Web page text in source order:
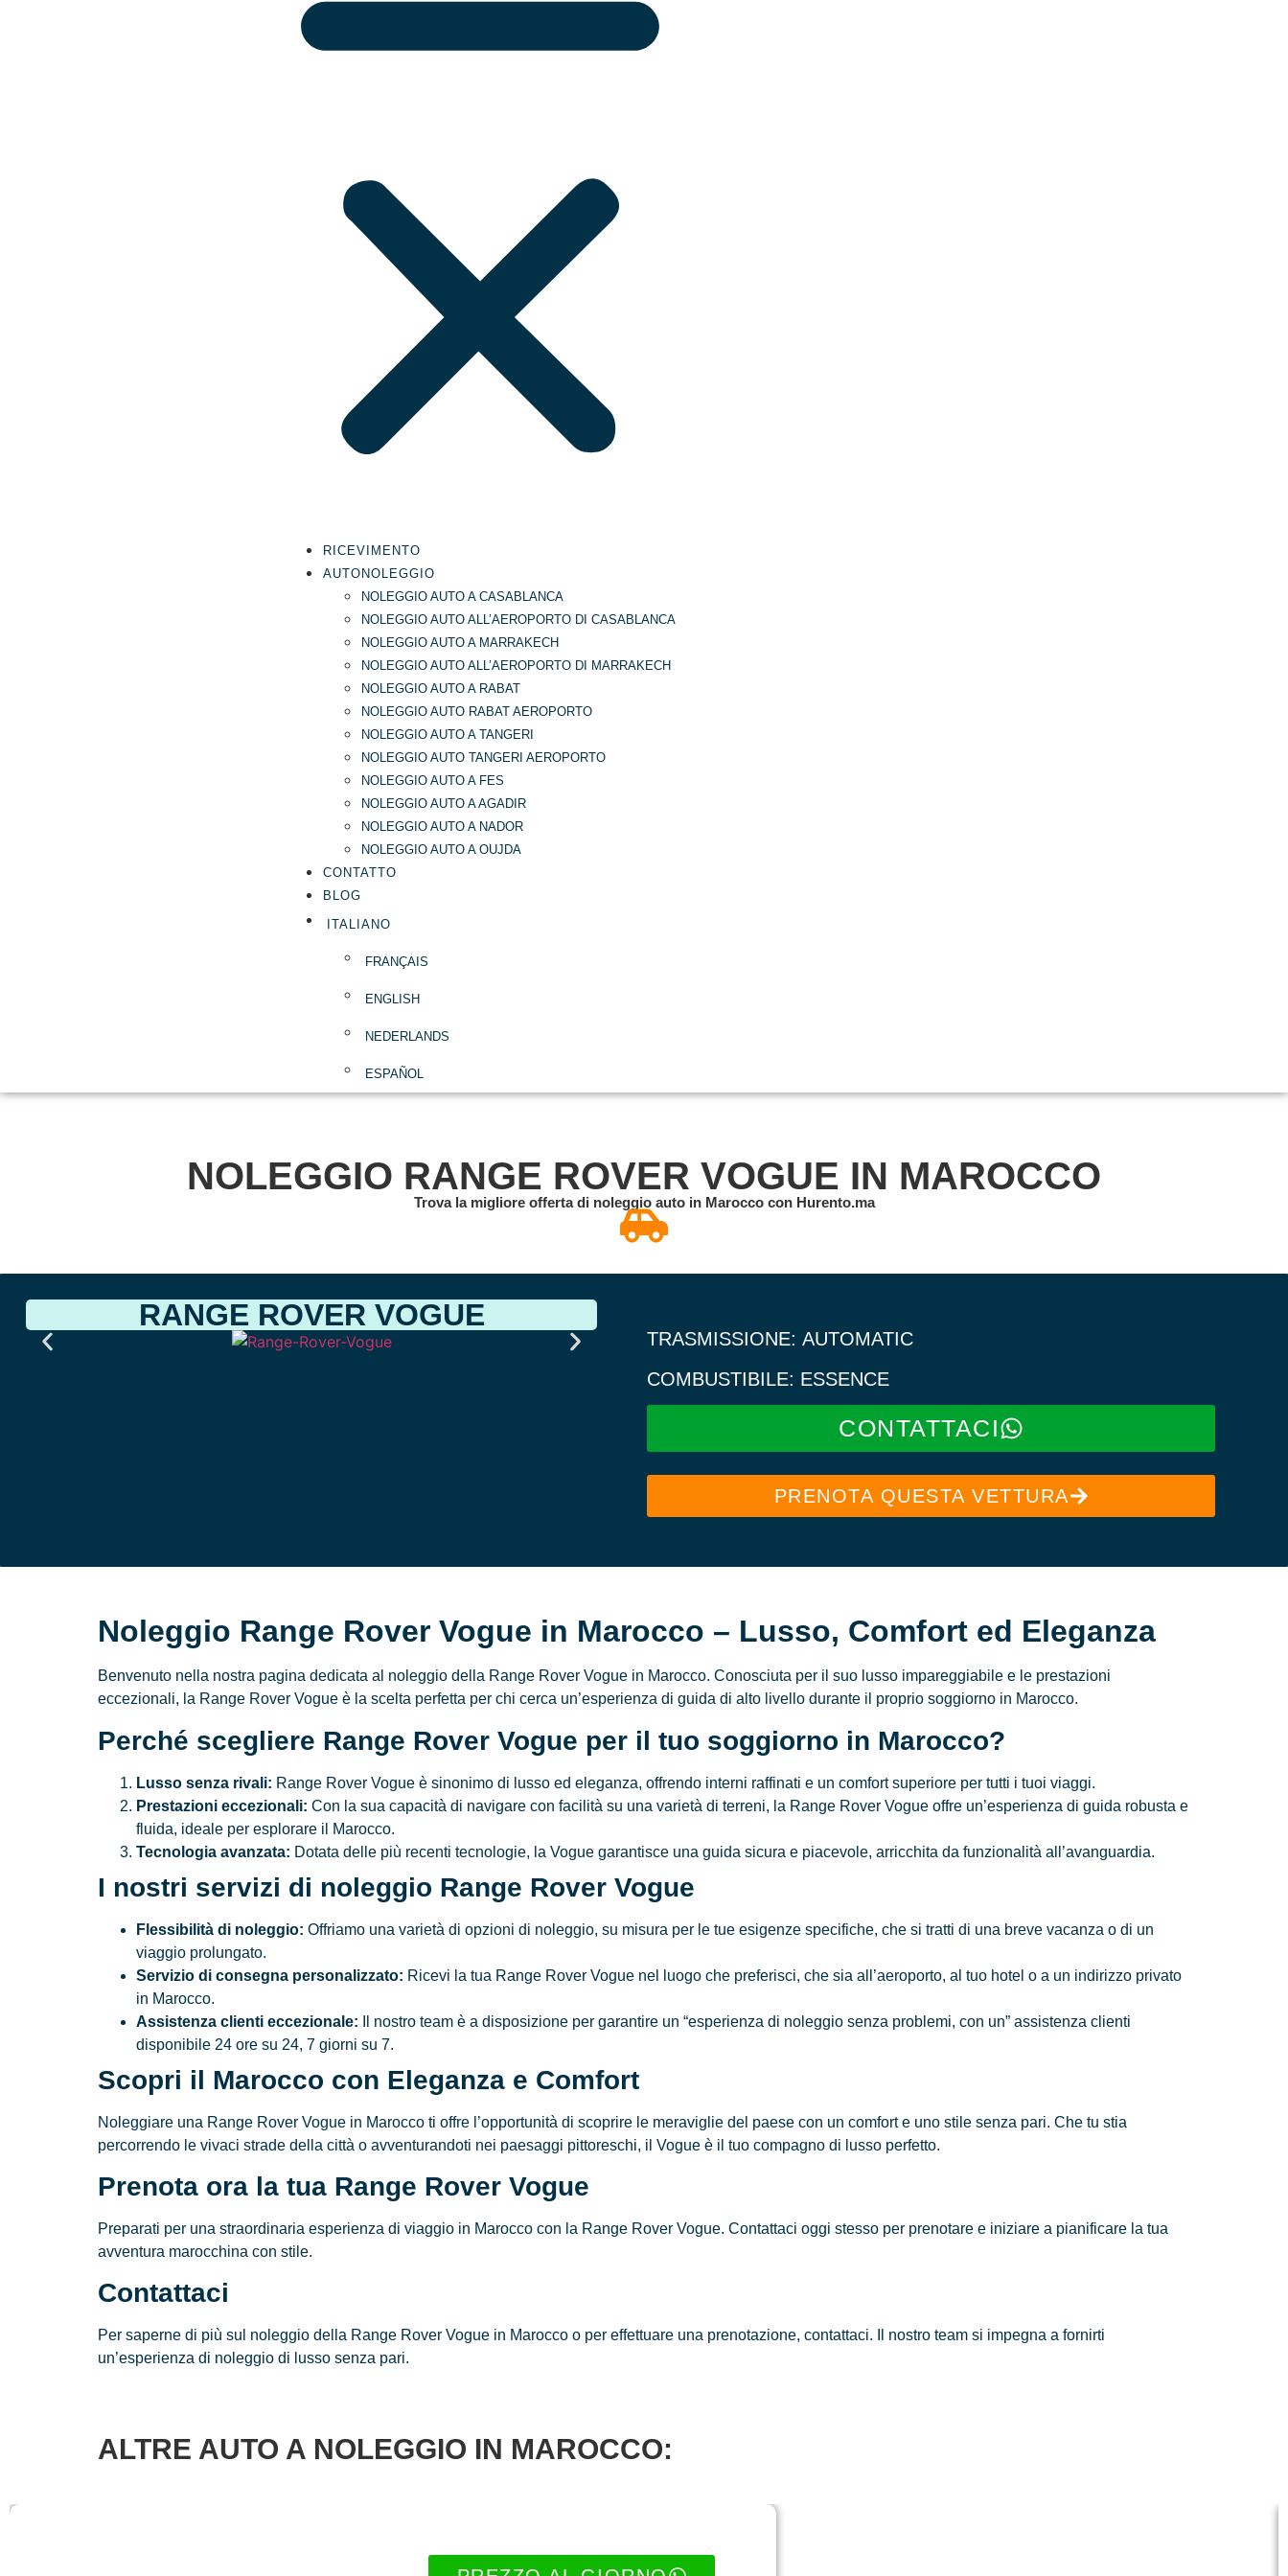
RICEVIMENTO
AUTONOLEGGIO
NOLEGGIO AUTO A CASABLANCA
NOLEGGIO AUTO ALL’AEROPORTO DI CASABLANCA
NOLEGGIO AUTO A MARRAKECH
NOLEGGIO AUTO ALL’AEROPORTO DI MARRAKECH
NOLEGGIO AUTO A RABAT
NOLEGGIO AUTO RABAT AEROPORTO
NOLEGGIO AUTO A TANGERI
NOLEGGIO AUTO TANGERI AEROPORTO
NOLEGGIO AUTO A FES
NOLEGGIO AUTO A AGADIR
NOLEGGIO AUTO A NADOR
NOLEGGIO AUTO A OUJDA
CONTATTO
BLOG
ITALIANO
FRANÇAIS
ENGLISH
NEDERLANDS
ESPAÑOL
NOLEGGIO RANGE ROVER VOGUE IN MAROCCO
Trova la migliore offerta di noleggio auto in Marocco con Hurento.ma
RANGE ROVER VOGUE
TRASMISSIONE: AUTOMATIC
COMBUSTIBILE: ESSENCE
CONTATTACI
PRENOTA QUESTA VETTURA
Noleggio Range Rover Vogue in Marocco – Lusso, Comfort ed Eleganza
Benvenuto nella nostra pagina dedicata al noleggio della Range Rover Vogue in Marocco. Conosciuta per il suo lusso impareggiabile e le prestazioni
eccezionali, la Range Rover Vogue è la scelta perfetta per chi cerca un’esperienza di guida di alto livello durante il proprio soggiorno in Marocco.
Perché scegliere Range Rover Vogue per il tuo soggiorno in Marocco?
Lusso senza rivali: Range Rover Vogue è sinonimo di lusso ed eleganza, offrendo interni raffinati e un comfort superiore per tutti i tuoi viaggi.
Prestazioni eccezionali: Con la sua capacità di navigare con facilità su una varietà di terreni, la Range Rover Vogue offre un’esperienza di guida robusta e
fluida, ideale per esplorare il Marocco.
Tecnologia avanzata: Dotata delle più recenti tecnologie, la Vogue garantisce una guida sicura e piacevole, arricchita da funzionalità all’avanguardia.
I nostri servizi di noleggio Range Rover Vogue
Flessibilità di noleggio: Offriamo una varietà di opzioni di noleggio, su misura per le tue esigenze specifiche, che si tratti di una breve vacanza o di un
viaggio prolungato.
Servizio di consegna personalizzato: Ricevi la tua Range Rover Vogue nel luogo che preferisci, che sia all’aeroporto, al tuo hotel o a un indirizzo privato
in Marocco.
Assistenza clienti eccezionale: Il nostro team è a disposizione per garantire un “esperienza di noleggio senza problemi, con un” assistenza clienti
disponibile 24 ore su 24, 7 giorni su 7.
Scopri il Marocco con Eleganza e Comfort
Noleggiare una Range Rover Vogue in Marocco ti offre l’opportunità di scoprire le meraviglie del paese con un comfort e uno stile senza pari. Che tu stia
percorrendo le vivaci strade della città o avventurandoti nei paesaggi pittoreschi, il Vogue è il tuo compagno di lusso perfetto.
Prenota ora la tua Range Rover Vogue
Preparati per una straordinaria esperienza di viaggio in Marocco con la Range Rover Vogue. Contattaci oggi stesso per prenotare e iniziare a pianificare la tua
avventura marocchina con stile.
Contattaci
Per saperne di più sul noleggio della Range Rover Vogue in Marocco o per effettuare una prenotazione, contattaci. Il nostro team si impegna a fornirti
un’esperienza di noleggio di lusso senza pari.
ALTRE AUTO A NOLEGGIO IN MAROCCO: